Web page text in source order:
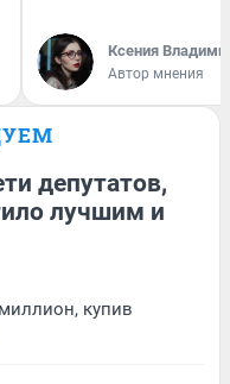
Ксения
Автор мнения
депутатов,
лучшим и
купив